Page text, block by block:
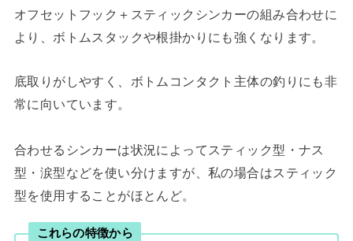
オフセットフック＋スティックシンカーの組み合わせに
より、ボトムスタックや根掛かりにも強くなります。
底取りがしやすく、ボトムコンタクト主体の釣りにも非
常に向いています。
合わせるシンカーは状況によってスティック型・ナス
型・涙型などを使い分けますが、私の場合はスティック
型を使用することがほとんど。
これらの特徴から